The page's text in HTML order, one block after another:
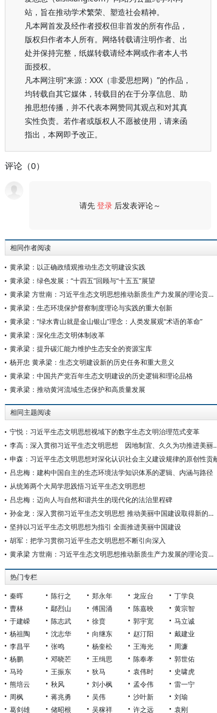
站，旨在推动学术繁荣、塑造社会精神。
凡本网首发及经作者授权但非首发的所有作品，
版权归作者本人所有。网络转载请注明作者、出
处并保持完整，纸媒转载请经本网或作者本人书
面授权。
凡本网注明“来源：XXX（非爱思想网）”的作品，
均转载自其它媒体，转载目的在于分享信息、助
推思想传播，并不代表本网赞同其观点和对其真
实性负责。若作者或版权人不愿被使用，请来函
指出，本网即予改正。
评论（0）
请先登录 后发表评论～
相同作者阅读
黄承梁：以正确政绩观推动生态文明建设实践
黄承梁：绿色发展：“十四五”回顾与“十五五”展望
黄承梁 方世南：习近平生态文明思想推动新质生产力发展的理论贡献和全球意义
黄承梁：生态环境保护督察制度理论与实践的重大创新
黄承梁：“绿水青山就是金山银山”理念：人类发展观“术语的革命”
黄承梁：深化生态文明体制改革
黄承梁：提升碳汇能力维护生态安全的资源宝库
杨开忠 黄承梁：生态文明建设新的历史任务和重大意义
黄承梁：中国共产党百年生态文明建设的历史逻辑和理论品格
黄承梁：推动黄河流域生态保护和高质量发展
相同主题阅读
宁悦：习近平生态文明思想视域下的数字生态文明治理范式变革
李高：深入贯彻习近平生态文
申森：习近平生态文明思想对深化认识社会主义建设规律的原创性贡
吕忠梅：建构中国自主的生态环境法学知识体系的逻辑、内涵与路径
从统筹两个大局学思践悟习近平生态文明思想
吕忠梅：迈向人与自然和谐共生的现代化的法治里程碑
孙金龙：深入贯彻习近平生态文明思想 推动美丽中国建设取得新的重大进展
坚持以习近平生态文明思想为指引 全面推进美丽中国建设
胡军：把学习贯彻习近平生态文明思想不断引向深入
黄承梁 方世南：习近平生态文明思想推动新质生产力发展的理论贡献和全球意义
热门专栏
秦晖 陈行之 郑永年 龙应台
丁学良
曹林
鄢烈山 傅国涌 陈嘉映
黄宗智
于建嵘
陈志武 徐贲 郭宇宽
马立诚
杨祖陶
沈志华 向继东 赵汀阳
戴建业
李昌平
张鸣 杨奎松 王海光
周濂
杨鹏
邓晓芒 王缉思 陈奉孝
郭世佑
马玲
王振东 狄马 袁伟时
史啸虎
熊培云
秋风 刘小枫 孟令伟
雷一宁
周枫
蒋兆勇 吴伟 沙叶新
刘瑜
葛剑雄
储昭根 吴稼祥 许之远 袁刚